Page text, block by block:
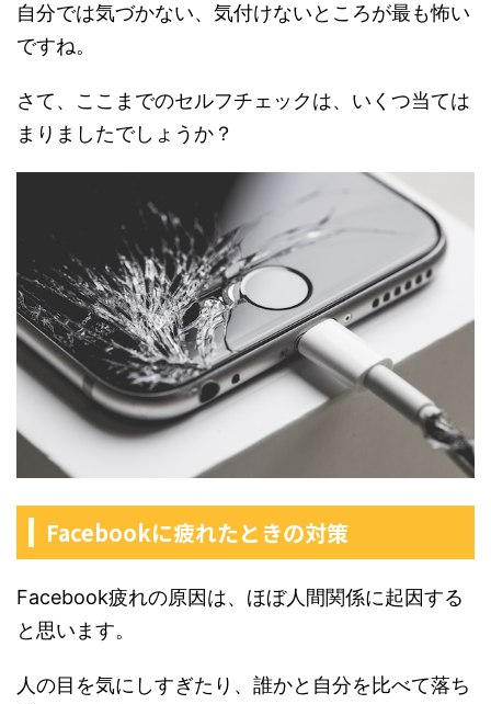
自分では気づかない、気付けないところが最も怖い
ですね。
さて、ここまでのセルフチェックは、いくつ当ては
まりましたでしょうか？
Facebookに疲れたときの対策
Facebook疲れの原因は、ほぼ人間関係に起因する
と思います。
人の目を気にしすぎたり、誰かと自分を比べて落ち